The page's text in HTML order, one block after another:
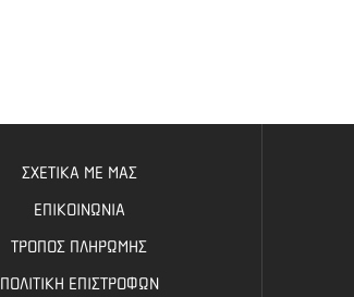
ΣΧΕΤΙΚΑ ΜΕ ΜΑΣ
ΕΠΙΚΟΙΝΩΝΙΑ
ΤΡΟΠΟΣ ΠΛΗΡΩΜΗΣ
ΠΟΛΙΤΙΚΗ ΕΠΙΣΤΡΟΦΩΝ